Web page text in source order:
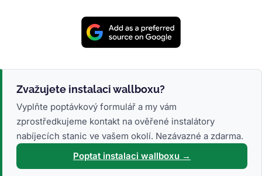
Zvažujete instalaci wallboxu?
Vyplňte poptávkový formulář a my vám
zprostředkujeme kontakt na ověřené instalátory
nabíjecích stanic ve vašem okolí. Nezávazné a zdarma.
Poptat instalaci wallboxu →